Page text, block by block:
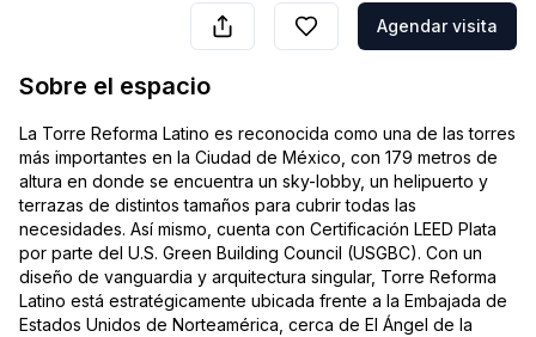
Agendar visita
Sobre el espacio
La Torre Reforma Latino es reconocida como una de las torres
más importantes en la Ciudad de México, con 179 metros de
altura en donde se encuentra un sky-lobby, un helipuerto y
terrazas de distintos tamaños para cubrir todas las
necesidades. Así mismo, cuenta con Certificación LEED Plata
por parte del U.S. Green Building Council (USGBC). Con un
diseño de vanguardia y arquitectura singular, Torre Reforma
Latino está estratégicamente ubicada frente a la Embajada de
Estados Unidos de Norteamérica, cerca de El Ángel de la